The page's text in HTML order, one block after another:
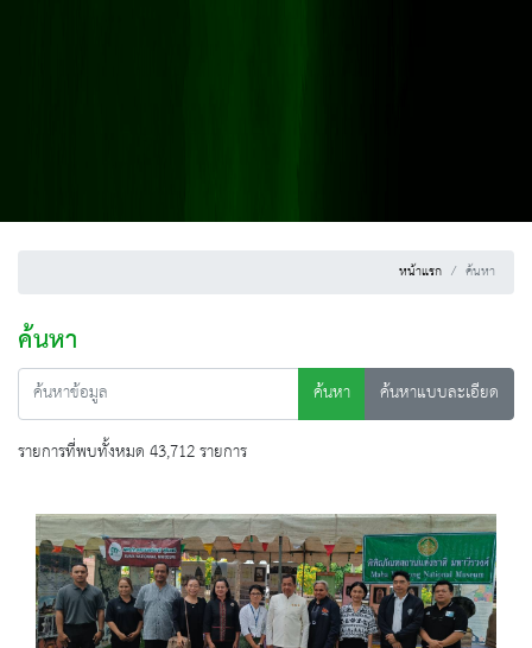
หน้าแรก ค้นหา
ค้นหา
ค้นหา
ค้นหาแบบละเอียด
รายการที่พบทั้งหมด 43,712 รายการ